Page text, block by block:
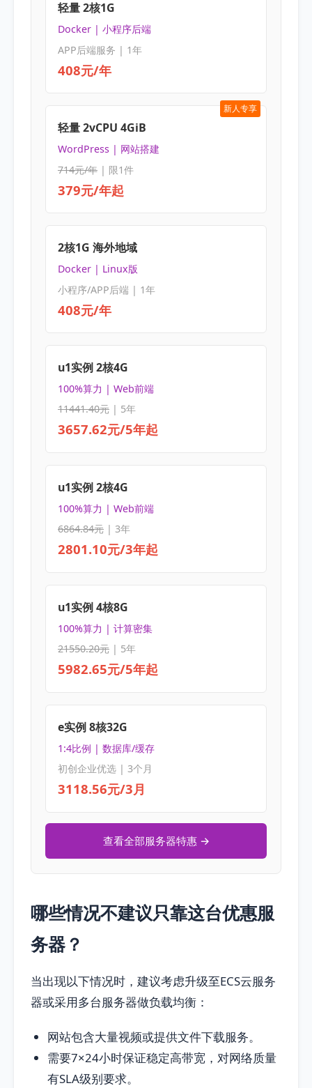
轻量 2核1G
Docker | 小程序后端
APP后端服务 | 1年
408元/年
新人专享
轻量 2vCPU 4GiB
WordPress | 网站搭建
714元/年| 限1件
379元/年起
2核1G 海外地域
Docker | Linux版
小程序/APP后端 | 1年
408元/年
u1实例 2核4G
100%算力 | Web前端
11441.40元| 5年
3657.62元/5年起
u1实例 2核4G
100%算力 | Web前端
6864.84元| 3年
2801.10元/3年起
u1实例 4核8G
100%算力 | 计算密集
21550.20元| 5年
5982.65元/5年起
e实例 8核32G
1:4比例 | 数据库/缓存
初创企业优选 | 3个月
3118.56元/3月
查看全部服务器特惠 →
哪些情况不建议只靠这台优惠服
务器？
当出现以下情况时，建议考虑升级至ECS云服务
器或采用多台服务器做负载均衡：
网站包含大量视频或提供文件下载服务。
需要7×24小时保证稳定高带宽，对网络质量
有SLA级别要求。